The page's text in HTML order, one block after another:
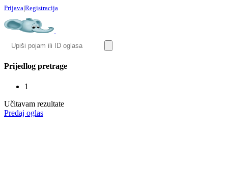
Prijava|Registracija
Prijedlog pretrage
1
Učitavam rezultate
Predaj oglas